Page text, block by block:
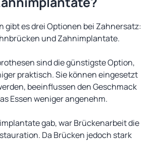
gibt es drei Optionen bei Zahnersatz:
und Zahnimplantate.
sind die günstigste Option,
praktisch. Sie können eingesetzt
beeinflussen den Geschmack
Essen weniger angenehm.
gab, war Brückenarbeit die
Da Brücken jedoch stark